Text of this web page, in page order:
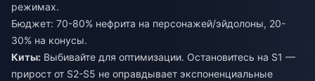
режимах.
Бюджет: 70-80% нефрита на персонажей/эйдолоны, 20-
30% на конусы.
Киты: Выбивайте для оптимизации. Остановитесь на S1 —
прирост от S2-S5 не оправдывает экспоненциальные